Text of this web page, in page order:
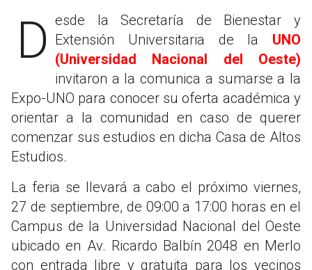
Desde la Secretaría de Bienestar y Extensión Universitaria de la UNO
(Universidad Nacional del Oeste)
invitaron a la comunica a sumarse a la
Expo-UNO para conocer su oferta académica y
orientar a la comunidad en caso de querer
comenzar sus estudios en dicha Casa de Altos
Estudios.
La feria se llevará a cabo el próximo viernes,
27 de septiembre, de 09:00 a 17:00 horas en el
Campus de la Universidad Nacional del Oeste
ubicado en Av. Ricardo Balbín 2048 en Merlo
con entrada libre y gratuita para los vecinos